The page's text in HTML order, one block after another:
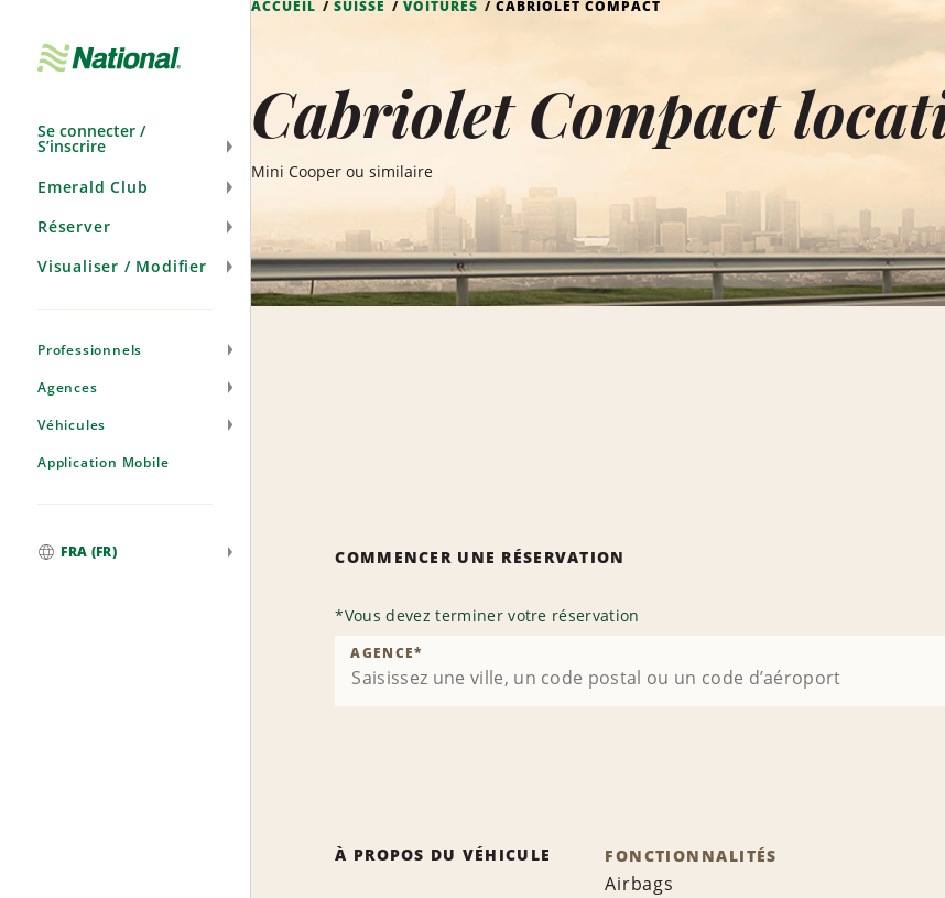
navigation
Se connecter /
S’inscrire
Emerald Club
Réserver
Visualiser / Modifier
Professionnels
Agences
Véhicules
Application Mobile
FRA (FR)
ACCUEIL SUISSE VOITURES CABRIOLET COMPACT
Cabriolet Compact
Mini Cooper ou similaire
COMMENCER UNE RÉSERVATION
*Vous devez terminer votre réservation
AGENCE*
À PROPOS DU VÉHICULE FONCTIONNALITÉS
Airbags